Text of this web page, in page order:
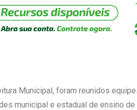
Municipal, foram reunidos
municipal e estadual de ensino de